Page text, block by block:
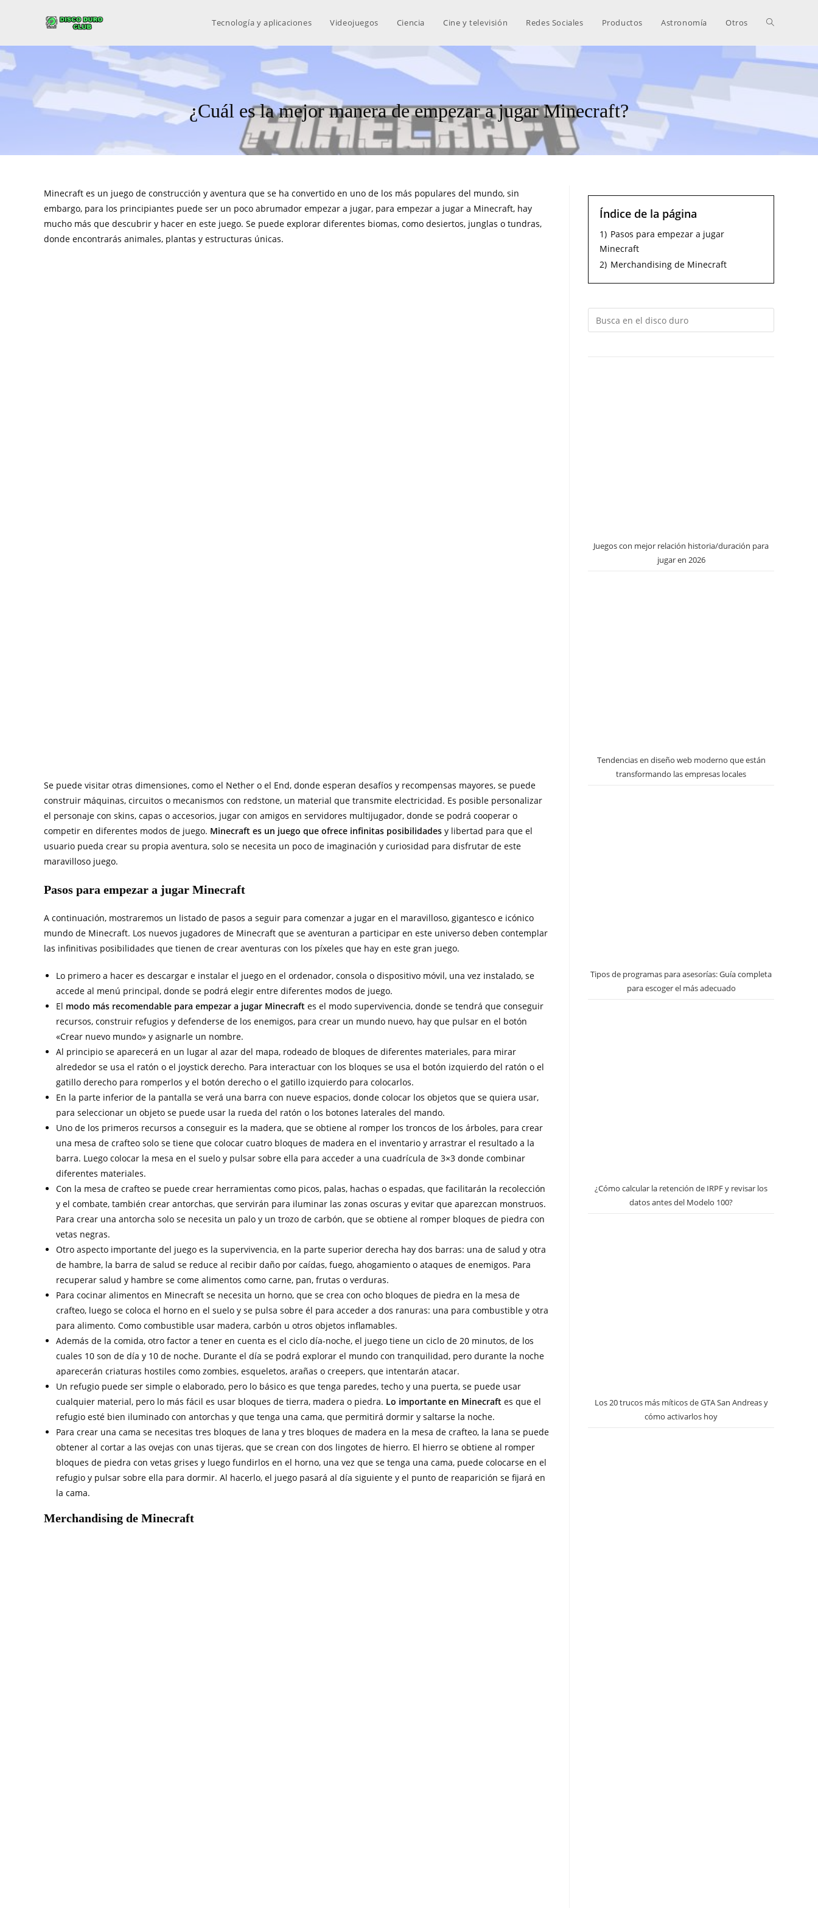
Tecnología y aplicaciones Videojuegos Ciencia Cine y televisión Redes Sociales Productos Astronomía Otros
¿Cuál es la mejor manera de empezar a jugar Minecraft?
Minecraft es un juego de construcción y aventura que se ha convertido en uno de los más populares del mundo, sin
embargo, para los principiantes puede ser un poco abrumador empezar a jugar, para empezar a jugar a Minecraft, hay
mucho más que descubrir y hacer en este juego. Se puede explorar diferentes biomas, como desiertos, junglas o tundras,
donde encontrarás animales, plantas y estructuras únicas.
Se puede visitar otras dimensiones, como el Nether o el End, donde esperan desafíos y recompensas mayores, se puede
construir máquinas, circuitos o mecanismos con redstone, un material que transmite electricidad. Es posible personalizar
el personaje con skins, capas o accesorios, jugar con amigos en servidores multijugador, donde se podrá cooperar o
competir en diferentes modos de juego. Minecraft es un juego que ofrece infinitas posibilidades y libertad para que el
usuario pueda crear su propia aventura, solo se necesita un poco de imaginación y curiosidad para disfrutar de este
maravilloso juego.
Pasos para empezar a jugar Minecraft
A continuación, mostraremos un listado de pasos a seguir para comenzar a jugar en el maravilloso, gigantesco e icónico
mundo de Minecraft. Los nuevos jugadores de Minecraft que se aventuran a participar en este universo deben contemplar
las infinitivas posibilidades que tienen de crear aventuras con los píxeles que hay en este gran juego.
Lo primero a hacer es descargar e instalar el juego en el ordenador, consola o dispositivo móvil, una vez instalado, se
accede al menú principal, donde se podrá elegir entre diferentes modos de juego.
El modo más recomendable para empezar a jugar Minecraft es el modo supervivencia, donde se tendrá que conseguir
recursos, construir refugios y defenderse de los enemigos, para crear un mundo nuevo, hay que pulsar en el botón
«Crear nuevo mundo» y asignarle un nombre.
Al principio se aparecerá en un lugar al azar del mapa, rodeado de bloques de diferentes materiales, para mirar
alrededor se usa el ratón o el joystick derecho. Para interactuar con los bloques se usa el botón izquierdo del ratón o el
gatillo derecho para romperlos y el botón derecho o el gatillo izquierdo para colocarlos.
En la parte inferior de la pantalla se verá una barra con nueve espacios, donde colocar los objetos que se quiera usar,
para seleccionar un objeto se puede usar la rueda del ratón o los botones laterales del mando.
Uno de los primeros recursos a conseguir es la madera, que se obtiene al romper los troncos de los árboles, para crear
una mesa de crafteo solo se tiene que colocar cuatro bloques de madera en el inventario y arrastrar el resultado a la
barra. Luego colocar la mesa en el suelo y pulsar sobre ella para acceder a una cuadrícula de 3×3 donde combinar
diferentes materiales.
Con la mesa de crafteo se puede crear herramientas como picos, palas, hachas o espadas, que facilitarán la recolección
y el combate, también crear antorchas, que servirán para iluminar las zonas oscuras y evitar que aparezcan monstruos.
Para crear una antorcha solo se necesita un palo y un trozo de carbón, que se obtiene al romper bloques de piedra con
vetas negras.
Otro aspecto importante del juego es la supervivencia, en la parte superior derecha hay dos barras: una de salud y otra
de hambre, la barra de salud se reduce al recibir daño por caídas, fuego, ahogamiento o ataques de enemigos. Para
recuperar salud y hambre se come alimentos como carne, pan, frutas o verduras.
Para cocinar alimentos en Minecraft se necesita un horno, que se crea con ocho bloques de piedra en la mesa de
crafteo, luego se coloca el horno en el suelo y se pulsa sobre él para acceder a dos ranuras: una para combustible y otra
para alimento. Como combustible usar madera, carbón u otros objetos inflamables.
Además de la comida, otro factor a tener en cuenta es el ciclo día-noche, el juego tiene un ciclo de 20 minutos, de los
cuales 10 son de día y 10 de noche. Durante el día se podrá explorar el mundo con tranquilidad, pero durante la noche
aparecerán criaturas hostiles como zombies, esqueletos, arañas o creepers, que intentarán atacar.
Un refugio puede ser simple o elaborado, pero lo básico es que tenga paredes, techo y una puerta, se puede usar
cualquier material, pero lo más fácil es usar bloques de tierra, madera o piedra. Lo importante en Minecraft es que el
refugio esté bien iluminado con antorchas y que tenga una cama, que permitirá dormir y saltarse la noche.
Para crear una cama se necesitas tres bloques de lana y tres bloques de madera en la mesa de crafteo, la lana se puede
obtener al cortar a las ovejas con unas tijeras, que se crean con dos lingotes de hierro. El hierro se obtiene al romper
bloques de piedra con vetas grises y luego fundirlos en el horno, una vez que se tenga una cama, puede colocarse en el
refugio y pulsar sobre ella para dormir. Al hacerlo, el juego pasará al día siguiente y el punto de reaparición se fijará en
la cama.
Merchandising de Minecraft
Índice de la página
1) Pasos para empezar a jugar
Minecraft
2) Merchandising de Minecraft
Juegos con mejor relación historia/duración para
jugar en 2026
Tendencias en diseño web moderno que están
transformando las empresas locales
Tipos de programas para asesorías: Guía completa
para escoger el más adecuado
¿Cómo calcular la retención de IRPF y revisar los
datos antes del Modelo 100?
Los 20 trucos más míticos de GTA San Andreas y
cómo activarlos hoy